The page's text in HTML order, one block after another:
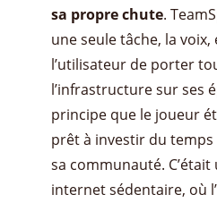
sa propre chute.
une seule tâche, la
l’utilisateur de porter
l’infrastructure sur ses
principe que le joueur
prêt à investir du temps
sa communauté. C’était
internet sédentaire, où